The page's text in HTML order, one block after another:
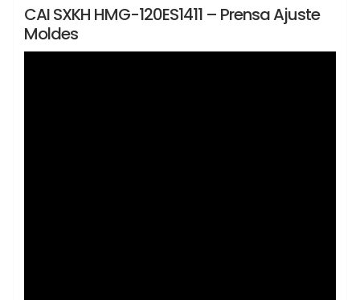
Lançamentos
CAI SXKH HMG-120ES1411 – Prensa Ajuste
Moldes